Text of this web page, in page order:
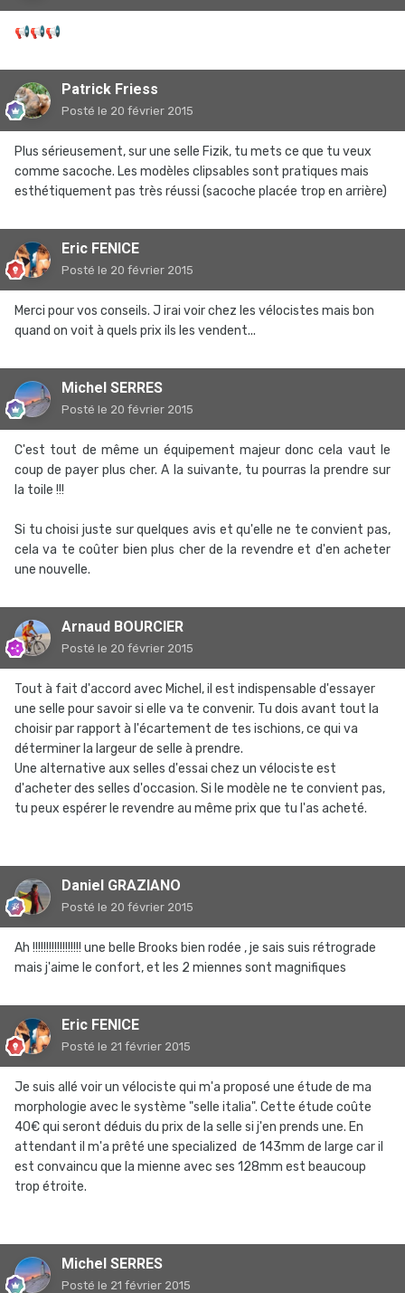
📢📢📢
Patrick Friess
Posté le 20 février 2015
Plus sérieusement, sur une selle Fizik, tu mets ce que tu veux
comme sacoche. Les modèles clipsables sont pratiques mais
esthétiquement pas très réussi (sacoche placée trop en arrière)
Eric FENICE
Posté le 20 février 2015
Merci pour vos conseils. J irai voir chez les vélocistes mais bon
quand on voit à quels prix ils les vendent...
Michel SERRES
Posté le 20 février 2015
C'est tout de même un équipement majeur donc cela vaut le
coup de payer plus cher. A la suivante, tu pourras la prendre sur
la toile !!!
Si tu choisi juste sur quelques avis et qu'elle ne te convient pas,
cela va te coûter bien plus cher de la revendre et d'en acheter
une nouvelle.
Arnaud BOURCIER
Posté le 20 février 2015
Tout à fait d'accord avec Michel, il est indispensable d'essayer
une selle pour savoir si elle va te convenir. Tu dois avant tout la
choisir par rapport à l'écartement de tes ischions, ce qui va
déterminer la largeur de selle à prendre.
Une alternative aux selles d'essai chez un vélociste est
d'acheter des selles d'occasion. Si le modèle ne te convient pas,
tu peux espérer le revendre au même prix que tu l'as acheté.
Daniel GRAZIANO
Posté le 20 février 2015
Ah !!!!!!!!!!!!!!!!!! une belle Brooks bien rodée , je sais suis rétrograde
mais j'aime le confort, et les 2 miennes sont magnifiques
Eric FENICE
Posté le 21 février 2015
Je suis allé voir un vélociste qui m'a proposé une étude de ma
morphologie avec le système "selle italia". Cette étude coûte
40€ qui seront déduis du prix de la selle si j'en prends une. En
attendant il m'a prêté une specialized de 143mm de large car il
est convaincu que la mienne avec ses 128mm est beaucoup
trop étroite.
Michel SERRES
Posté le 21 février 2015